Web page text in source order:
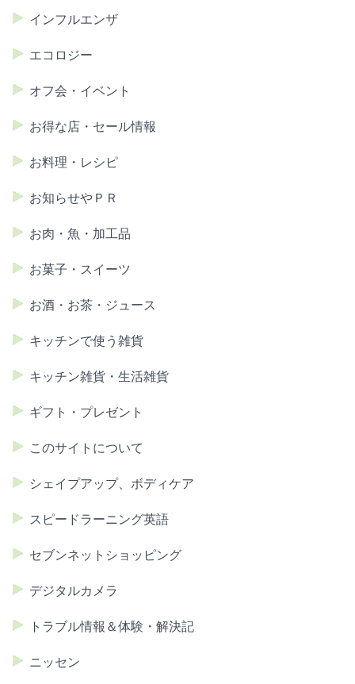
インフルエンザ
エコロジー
オフ会・イベント
お得な店・セール情報
お料理・レシピ
お知らせやＰＲ
お肉・魚・加工品
お菓子・スイーツ
お酒・お茶・ジュース
キッチンで使う雑貨
キッチン雑貨・生活雑貨
ギフト・プレゼント
このサイトについて
シェイプアップ、ボディケア
スピードラーニング英語
セブンネットショッピング
デジタルカメラ
トラブル情報＆体験・解決記
ニッセン